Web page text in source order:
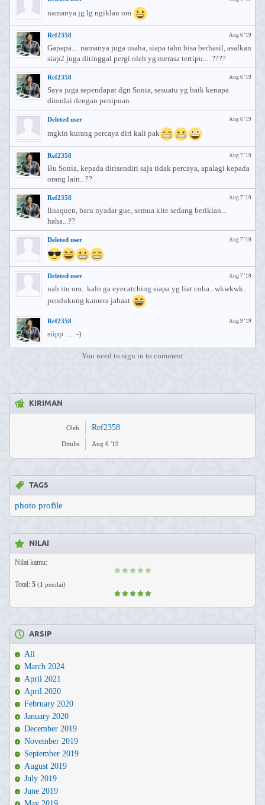
namanya jg lg ngiklan om
Aug 6 '19
Ref2358
Gapapa.... namanya juga usaha, siapa tahu bisa berhasil, asalkan
siap2 juga ditinggal pergi oleh yg merasa tertipu.... ????
Aug 6 '19
Ref2358
Saya juga sependapat dgn Sonia, sesuatu yg baik kenapa
dimulai dengan penipuan.
Aug 6 '19
Deleted user
mgkin kurang percaya diri kali pak
Aug 7 '19
Ref2358
Bu Sonia, kepada dirisendiri saja tidak percaya, apalagi kepada
orang lain.. ??
Aug 7 '19
Ref2358
Iinaquen, baru nyadar gue, semua kite sedang beriklan...
haha...??
Aug 7 '19
Deleted user
Aug 7 '19
Deleted user
nah itu om.. kalo ga eyecatching siapa yg liat coba...wkwkwk..
pendukung kamera jahaat
Aug 9 '19
Ref2358
siipp .... :-)
You need to sign in to comment
KIRIMAN
Oleh Ref2358
Ditulis Aug 6 '19
TAGS
photo profile
NILAI
Nilai kamu:
Total: 5 (1 penilai)
ARSIP
All
March 2024
April 2021
April 2020
February 2020
January 2020
December 2019
November 2019
September 2019
August 2019
July 2019
June 2019